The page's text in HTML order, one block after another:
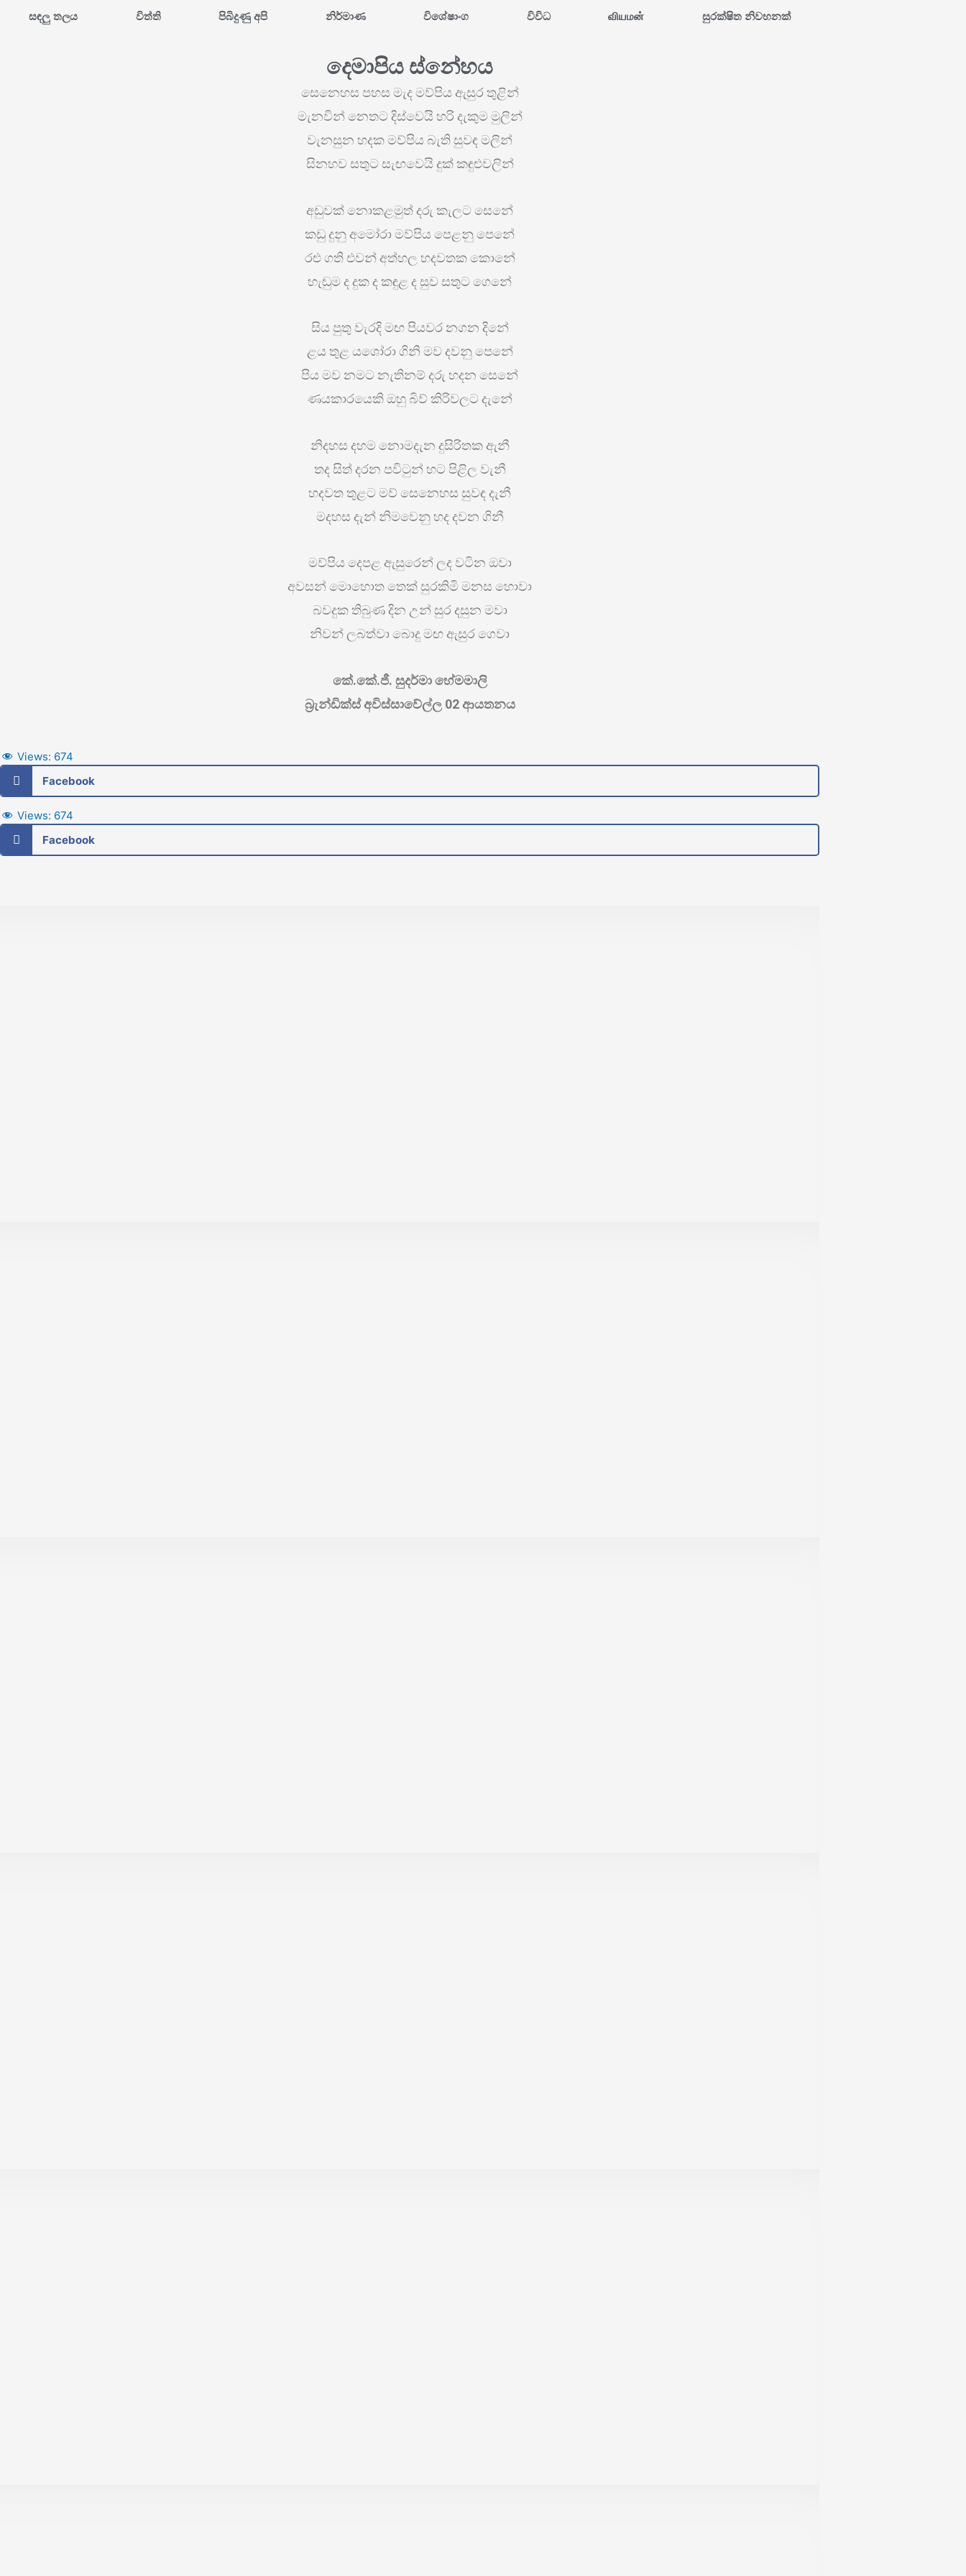
සඳලු තලය විත්ති පිබිදුණු අපි නිර්මාණ විශේෂාංග විවිධ வியமன் සුරක්ෂිත නිවහනක්
දෙමාපිය ස්නේහය
සෙනෙහස පහස මැද මව්පිය ඇසුර තුළින්
මැනවින් නෙතට දිස්වෙයි හරි දැකුම මුලින්
වැනසුන හදක මව්පිය බැති සුවඳ මලින්
සිනහව සතුට සැඟවෙයි දුක් කඳුළුවලින්
අඩුවක් නොකළමුත් දරු කැලට සෙනේ
කඩු දුනු අමෝරා මව්පිය පෙළනු පෙනේ
රළු ගති එවන් අත්හල හදවතක කොනේ
හැඬුම ද දුක ද කඳුළ ද සුව සතුට ගෙනේ
සිය පුතු වැරදි මඟ පියවර නගන දිනේ
ළය තුළ යශෝරා ගිනි මව දවනු පෙනේ
පිය මව නමට නැතිනම් දරු හදන සෙනේ
ණයකාරයෙකි ඔහු බිව් කිරිවලට දැනේ
නිදහස දහම නොමදැන දුසිරිතක ඇනී
තද සිත් දරන පවිටුන් හට පිළිල වැනී
හදවත තුළට මව් සෙනෙහස සුවඳ දැනී
මදහස දැන් නිමවෙනු හද දවන ගිනී
මව්පිය දෙපළ ඇසුරෙන් ලද වටින ඔවා
අවසන් මොහොත තෙක් සුරකිමි මනස හොවා
බවදුක තිබුණ දින උන් සුර දසුන මවා
නිවන් ලබත්වා බොදු මඟ ඇසුර ගෙවා
කේ.කේ.ජී. සුදර්මා හේමමාලි
බ්‍රැන්ඩික්ස් අවිස්සාවේල්ල 02 ආයතනය
Views: 674
Facebook
Views: 674
Facebook